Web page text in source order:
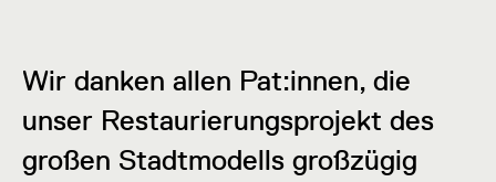
Wir danken allen Pat:innen, die
unser Restaurierungsprojekt des
großen Stadtmodells großzügig